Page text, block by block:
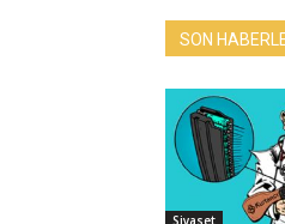
SON
Siyaset